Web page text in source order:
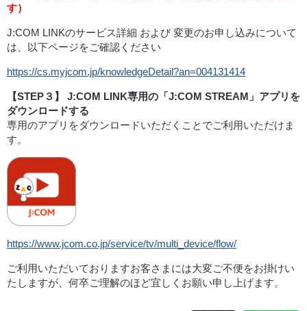
す）
J:COM LINKのサービス詳細 および 変更のお申し込みについて
は、以下ページをご確認ください
https://cs.myjcom.jp/knowledgeDetail?an=004131414
【STEP３】 J:COM LINK専用の「J:COM STREAM」アプリを
ダウンロードする
専用のアプリをダウンロードいただくことでご利用いただけま
す。
https://www.jcom.co.jp/service/tv/multi_device/flow/
ご利用いただいておりますお客さまには大変ご不便をお掛けい
たしますが、何卒ご理解のほど宜しくお願い申し上げます。